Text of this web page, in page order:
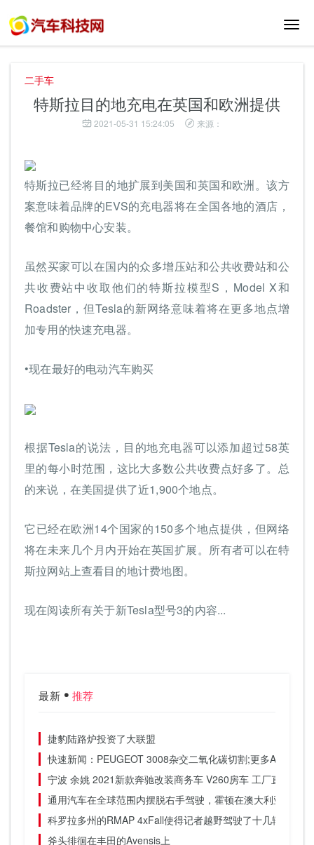
切
二手车
特斯拉目的地充电在英国和欧洲提供
2021-05-31 15:24:05 来源：
特斯拉已经将目的地扩展到美国和英国和欧洲。该方
案意味着品牌的EVS的充电器将在全国各地的酒店，
餐馆和购物中心安装。
虽然买家可以在国内的众多增压站和公共收费站和公
共收费站中收取他们的特斯拉模型S，Model X和
Roadster，但Tesla的新网络意味着将在更多地点增
加专用的快速充电器。
•现在最好的电动汽车购买
根据Tesla的说法，目的地充电器可以添加超过58英
里的每小时范围，这比大多数公共收费点好多了。总
的来说，在美国提供了近1,900个地点。
它已经在欧洲14个国家的150多个地点提供，但网络
将在未来几个月内开始在英国扩展。所有者可以在特
斯拉网站上查看目的地计费地图。
现在阅读所有关于新Tesla型号3的内容...
最新 推荐
捷豹陆路炉投资了大联盟
快速新闻：PEUGEOT 3008杂交二氧化碳切割;更多AWD
宁波 余姚 2021新款奔驰改装商务车 V260房车 工厂直销报
通用汽车在全球范围内摆脱右手驾驶，霍顿在澳大利亚裁员
科罗拉多州的RMAP 4xFall使得记者越野驾驶了十几辆新车
斧头徘徊在丰田的Avensis上